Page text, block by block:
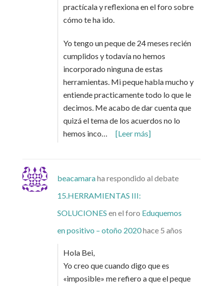
practícala y reflexiona en el foro sobre
cómo te ha ido.
Yo tengo un peque de 24 meses recién
cumplidos y todavía no hemos
incorporado ninguna de estas
herramientas. Mi peque habla mucho y
entiende practicamente todo lo que le
decimos. Me acabo de dar cuenta que
quizá el tema de los acuerdos no lo
hemos inco…
[Leer más]
beacamaraha respondido al debate
15.HERRAMIENTAS III:
SOLUCIONES en el foro Eduquemos
en positivo – otoño 2020hace 5 años
Hola Bei,
Yo creo que cuando digo que es
«imposible» me refiero a que el peque